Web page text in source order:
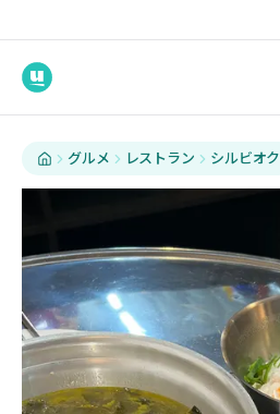
グルメ レストラン シルビオク